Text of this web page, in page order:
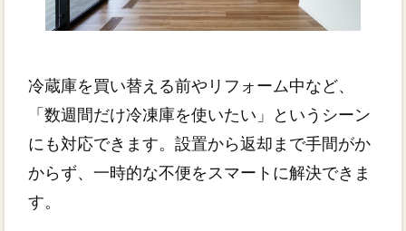
冷蔵庫を買い替える前やリフォーム中など、
「数週間だけ冷凍庫を使いたい」というシーン
にも対応できます。設置から返却まで手間がか
からず、一時的な不便をスマートに解決できま
す。